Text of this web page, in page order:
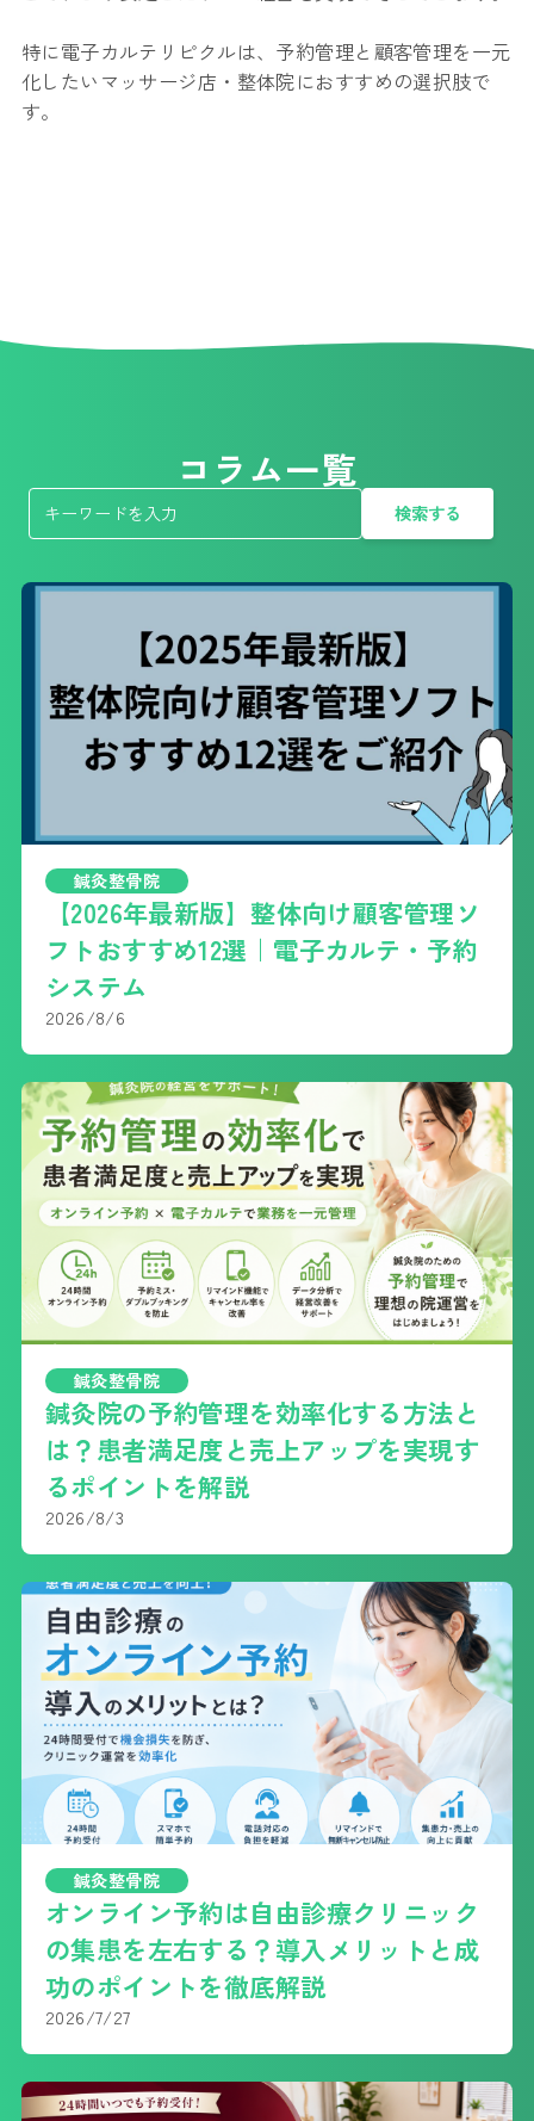
特に電子カルテリピクルは、予約管理と顧客管理を一元
化したいマッサージ店・整体院におすすめの選択肢で
す。
コラム一覧
検索する
鍼灸整骨院
【2026年最新版】整体向け顧客管理ソ
フトおすすめ12選｜電子カルテ・予約
システム
2026/8/6
鍼灸整骨院
鍼灸院の予約管理を効率化する方法と
は？患者満足度と売上アップを実現す
るポイントを解説
2026/8/3
鍼灸整骨院
オンライン予約は自由診療クリニック
の集患を左右する？導入メリットと成
功のポイントを徹底解説
2026/7/27